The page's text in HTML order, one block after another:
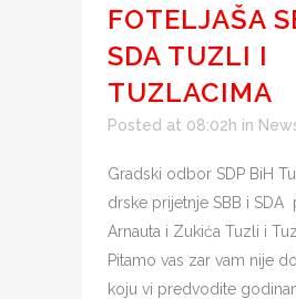
FOTELJAŠA
SDA TUZLI I
TUZLACIMA
Posted at 08:02h in
Gradski odbor SDP BiH
drske prijetnje SBB i SDA
Arnauta i Zukića Tuzli i
Pitamo vas zar vam nije
koju vi predvodite